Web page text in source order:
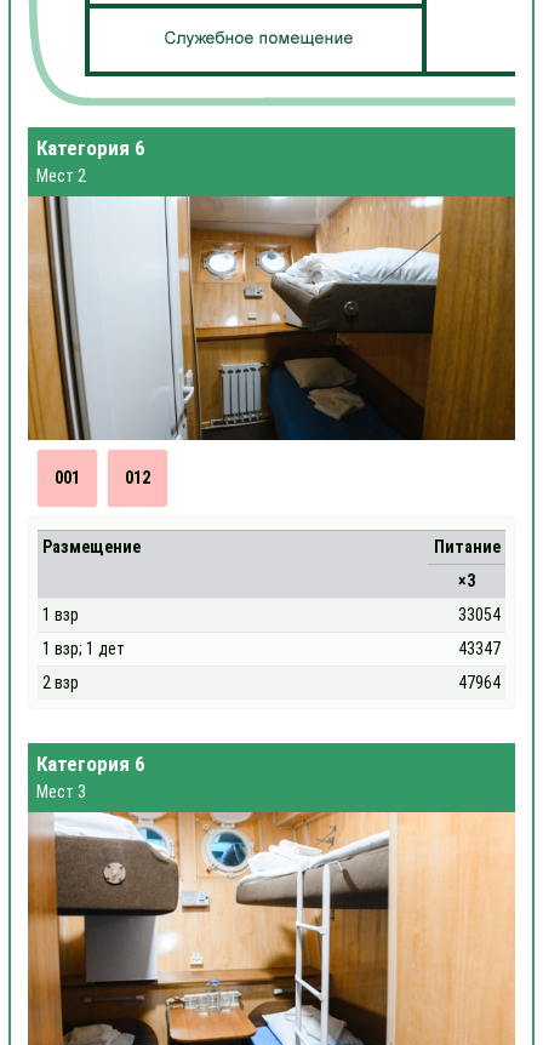
Категория 6
Мест 2
001 012
Размещение
Питание
×3
1 взр
33054
1 взр; 1 дет
43347
2 взр
47964
Категория 6
Мест 3